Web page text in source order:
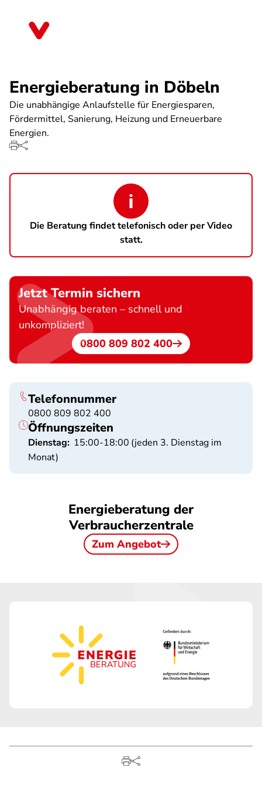
Energieberatung in Döbeln
Die unabhängige Anlaufstelle für Energiesparen,
Fördermittel, Sanierung, Heizung und Erneuerbare
Energien.
Die Beratung findet telefonisch oder per Video
statt.
Jetzt Termin sichern
Unabhängig beraten – schnell und
unkompliziert!
0800 809 802 400
Telefonnummer
0800 809 802 400
Öffnungszeiten
Dienstag: 15:00-18:00 (jeden 3. Dienstag im
Monat)
Energieberatung der
Verbraucherzentrale
Zum Angebot